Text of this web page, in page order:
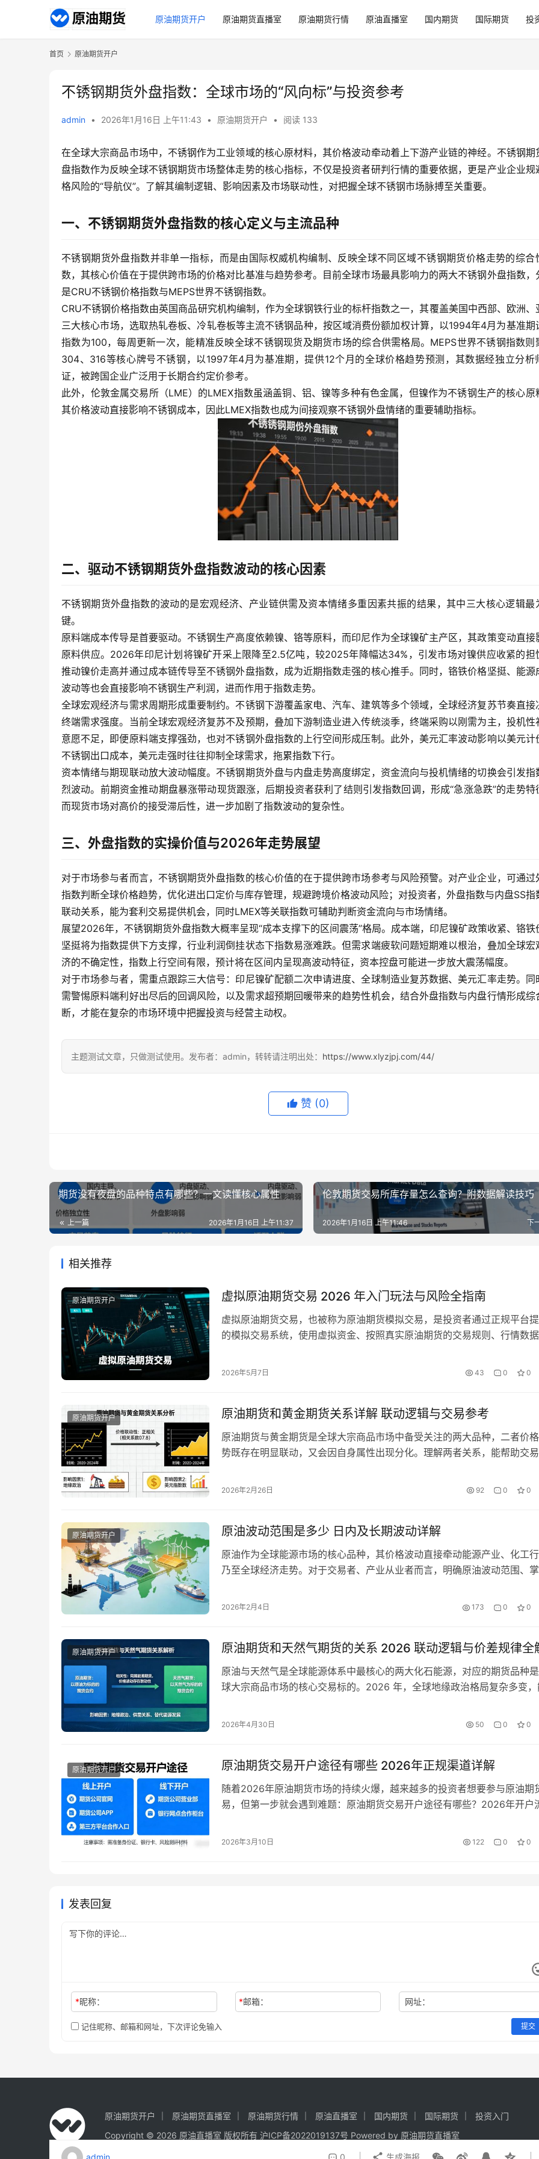
原油期货开户 原油期货直播室 原油期货行情 原油直播室 国内期货 国际期货 投
首页 原油期货开户
不锈钢期货外盘指数：全球市场的“风向标”与投资参考
admin • 2026年1月16日 上午11:43 • 原油期货开户 • 阅读 133
在全球大宗商品市场中，不锈钢作为工业领域的核心原材料，其价格波动牵动着上下游产业链的神经。不锈钢期
盘指数作为反映全球不锈钢期货市场整体走势的核心指标，不仅是投资者研判行情的重要依据，更是产业企业规
格风险的“导航仪”。了解其编制逻辑、影响因素及市场联动性，对把握全球不锈钢市场脉搏至关重要。
一、不锈钢期货外盘指数的核心定义与主流品种
不锈钢期货外盘指数并非单一指标，而是由国际权威机构编制、反映全球不同区域不锈钢期货价格走势的综合
数，其核心价值在于提供跨市场的价格对比基准与趋势参考。目前全球市场最具影响力的两大不锈钢外盘指数，
是CRU不锈钢价格指数与MEPS世界不锈钢指数。
CRU不锈钢价格指数由英国商品研究机构编制，作为全球钢铁行业的标杆指数之一，其覆盖美国中西部、欧洲、
三大核心市场，选取热轧卷板、冷轧卷板等主流不锈钢品种，按区域消费份额加权计算，以1994年4月为基准期
指数为100，每周更新一次，能精准反映全球不锈钢现货及期货市场的综合供需格局。MEPS世界不锈钢指数则
304、316等核心牌号不锈钢，以1997年4月为基准期，提供12个月的全球价格趋势预测，其数据经独立分析
证，被跨国企业广泛用于长期合约定价参考。
此外，伦敦金属交易所（LME）的LMEX指数虽涵盖铜、铝、镍等多种有色金属，但镍作为不锈钢生产的核心原
其价格波动直接影响不锈钢成本，因此LMEX指数也成为间接观察不锈钢外盘情绪的重要辅助指标。
二、驱动不锈钢期货外盘指数波动的核心因素
不锈钢期货外盘指数的波动的是宏观经济、产业链供需及资本情绪多重因素共振的结果，其中三大核心逻辑最
键。
原料端成本传导是首要驱动。不锈钢生产高度依赖镍、铬等原料，而印尼作为全球镍矿主产区，其政策变动直接
原料供应。2026年印尼计划将镍矿开采上限降至2.5亿吨，较2025年降幅达34%，引发市场对镍供应收紧的担
推动镍价走高并通过成本链传导至不锈钢外盘指数，成为近期指数走强的核心推手。同时，铬铁价格坚挺、能源
波动等也会直接影响不锈钢生产利润，进而作用于指数走势。
全球宏观经济与需求周期形成重要制约。不锈钢下游覆盖家电、汽车、建筑等多个领域，全球经济复苏节奏直接
终端需求强度。当前全球宏观经济复苏不及预期，叠加下游制造业进入传统淡季，终端采购以刚需为主，投机性
意愿不足，即便原料端支撑强劲，也对不锈钢外盘指数的上行空间形成压制。此外，美元汇率波动影响以美元计
不锈钢出口成本，美元走强时往往抑制全球需求，拖累指数下行。
资本情绪与期现联动放大波动幅度。不锈钢期货外盘与内盘走势高度绑定，资金流向与投机情绪的切换会引发指
烈波动。前期资金推动期盘暴涨带动现货跟涨，后期投资者获利了结则引发指数回调，形成“急涨急跌”的走势特
而现货市场对高价的接受滞后性，进一步加剧了指数波动的复杂性。
三、外盘指数的实操价值与2026年走势展望
对于市场参与者而言，不锈钢期货外盘指数的核心价值的在于提供跨市场参考与风险预警。对产业企业，可通过
指数判断全球价格趋势，优化进出口定价与库存管理，规避跨境价格波动风险；对投资者，外盘指数与内盘SS指
联动关系，能为套利交易提供机会，同时LMEX等关联指数可辅助判断资金流向与市场情绪。
展望2026年，不锈钢期货外盘指数大概率呈现“成本支撑下的区间震荡”格局。成本端，印尼镍矿政策收紧、铬铁
坚挺将为指数提供下方支撑，行业利润倒挂状态下指数易涨难跌。但需求端疲软问题短期难以根治，叠加全球宏
济的不确定性，指数上行空间有限，预计将在区间内呈现高波动特征，资本控盘可能进一步放大震荡幅度。
对于市场参与者，需重点跟踪三大信号：印尼镍矿配额二次申请进度、全球制造业复苏数据、美元汇率走势。同
需警惕原料端利好出尽后的回调风险，以及需求超预期回暖带来的趋势性机会，结合外盘指数与内盘行情形成综
断，才能在复杂的市场环境中把握投资与经营主动权。
主题测试文章，只做测试使用。发布者：admin，转转请注明出处： https://www.xlyzjpj.com/44/
赞 (0)
admin 0 生成海报
期货没有夜盘的品种特点有哪些？一文读懂核心属性
上一篇 2026年1月16日 上午11:37
伦敦期货交易所库存量怎么查询？附数据解读技巧
下
2026年1月16日 上午11:46
相关推荐
原油期货开户 虚拟原油期货交易 2026 年入门玩法与风险全指南
虚拟原油期货交易，也被称为原油期货模拟交易，是投资者通过正规平台
的模拟交易系统，使用虚拟资金、按照真实原油期货的交易规则、行情数据
是熟悉交易规则、积累实操经验、测试交易策略的核心工具，无需承担真实
2026年5月7日 43 0 0
原油期货开户 原油期货和黄金期货关系详解 联动逻辑与交易参考
原油期货与黄金期货是全球大宗商品市场中备受关注的两大品种，二者价
势既存在明显联动，又会因自身属性出现分化。理解两者关系，能帮助交易
方面全面解析。 一、原油与黄金的核心联动逻辑 两者长期呈现正相关为主
2026年2月26日 92 0 0
原油期货开户 原油波动范围是多少 日内及长期波动详解
原油作为全球能源市场的核心品种，其价格波动直接牵动能源产业、化工
乃至全球经济走势。对于交易者、产业从业者而言，明确原油波动范围、掌
市场供需、宏观环境、交易品种、突发事件等多重因素影响，日内、短期、
2026年2月4日 173 0 0
原油期货开户 原油期货和天然气期货的关系 2026 联动逻辑与价差规律全
原油与天然气是全球能源体系中最核心的两大化石能源，对应的期货品种
球大宗商品市场的核心交易标的。2026 年，全球地缘政治格局复杂多变
征，二者既存在深度绑定的同向联动，也因自身供需格局差异出现阶段性走
2026年4月30日 50 0 0
原油期货开户 原油期货交易开户途径有哪些 2026年正规渠道详解
随着2026年原油期货市场的持续火爆，越来越多的投资者想要参与原油期
易，但第一步就会遇到难题：原油期货交易开户途径有哪些？2026年开户
期货开户的最新政策和流程，全面详解正规开户途径，帮你顺利完成开户，
2026年3月10日 122 0 0
发表回复
*昵称： *邮箱： 网址：
记住昵称、邮箱和网址，下次评论免输入 提交
原油期货开户 原油期货直播室 原油期货行情 原油直播室 国内期货 国际期货
投资入门
Copyright © 2026 原油直播室 版权所有 沪ICP备2022019137号 Powered by 原油期货直播室